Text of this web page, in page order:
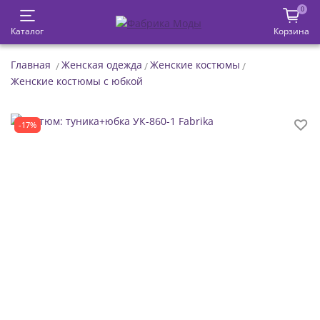
Каталог
0
Корзина
Главная Женская одежда
Женские костюмы
Женские костюмы с юбкой
-17%